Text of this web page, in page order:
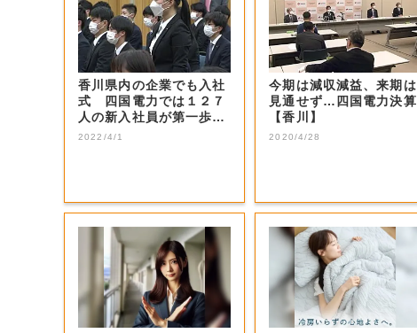
香川県内の企業でも入社
式 四国電力では１２７
人の新入社員が第一歩踏
み出す【香川・...
2022/4/1
今期は減収減益、来期は
見通せず…四国電力決算
【香川】
2020/4/28